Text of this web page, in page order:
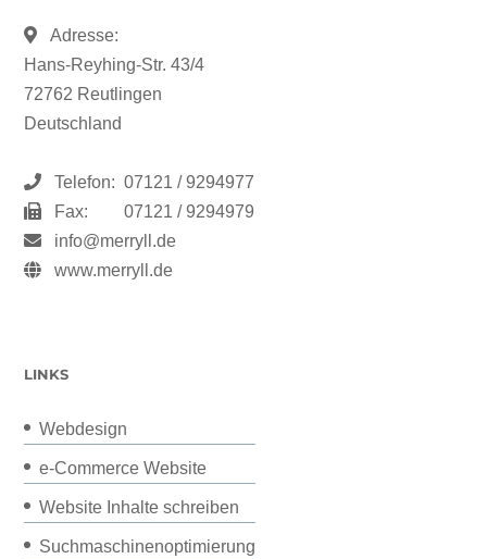
Adresse:
Hans-Reyhing-Str. 43/4
72762 Reutlingen
Deutschland
Telefon: 07121 / 9294977
Fax:
07121 / 9294979
info@merryll.de
www.merryll.de
LINKS
Webdesign
e-Commerce Website
Website Inhalte schreiben
Suchmaschinenoptimierung